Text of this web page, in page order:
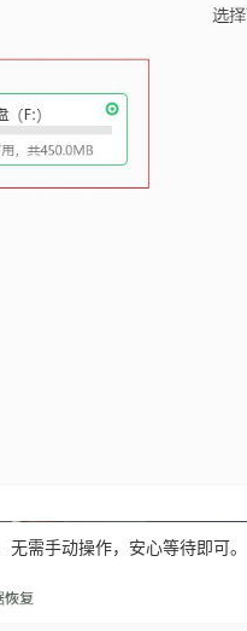
需手动操作，安心等待即可。